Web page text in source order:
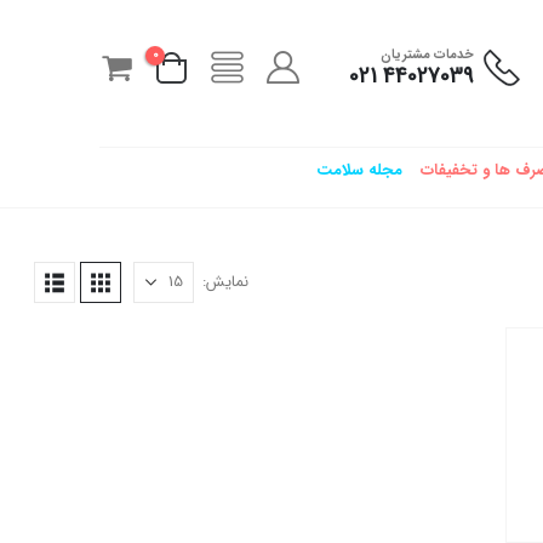
خدمات مشتریان
44027039 021
0
ها و تخفیفات مجله سلامت
نمایش: